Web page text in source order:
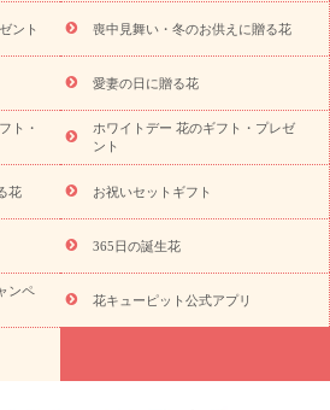
い返し お見舞い
お取り寄せギフト
観葉植物 ミディ胡蝶蘭
プリザーブ
探す アレンジメント 花束
スタ
お悔やみ 胡蝶蘭 胡蝶蘭・花鉢
ィ胡蝶蘭・お供え
世界初の青色胡蝶蘭
産直多肉植物
プリザーブドフラワー
花とセットギフト
セミオーダー
ナモア-）
花とみどりのeギフト
ー ピンク イエローオレンジ
レッ
トルコキキョウ
円～ お祝い・4000円～
お祝い・
～ お祝い・ 10000円～
お供え・お
ント 喪中見舞い・冬のお供えに贈る花
愛妻の日に贈る花
ト・
ホワイトデー 花のギフト・プレゼ
ント
花 お祝いセットギフト
365日の誕生花
ンペ
花キューピット公式アプリ